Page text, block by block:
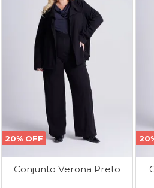
20% OFF
Conjunto Verona Preto